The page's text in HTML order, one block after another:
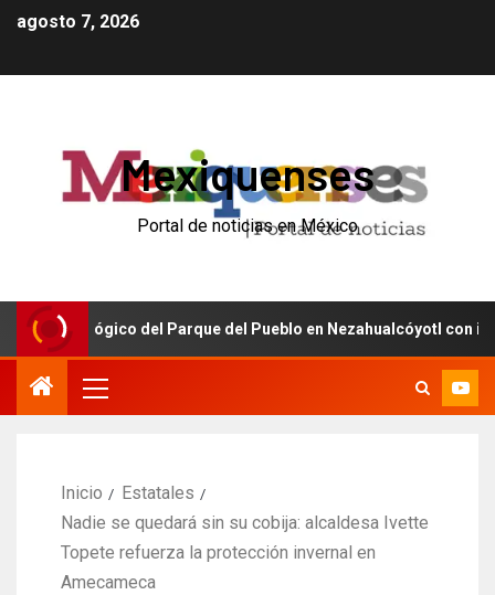
agosto 7, 2026
Mexiquenses
Portal de noticias en México
del Parque del Pueblo en Nezahualcóyotl con inversión
Inicio
Estatales
Nadie se quedará sin su cobija: alcaldesa Ivette
Topete refuerza la protección invernal en
Amecameca